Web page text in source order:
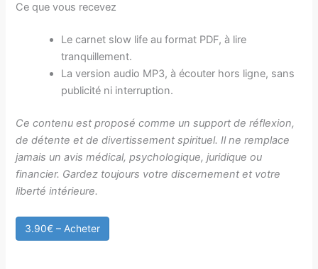
Ce que vous recevez
Le carnet slow life au format PDF, à lire
tranquillement.
La version audio MP3, à écouter hors ligne, sans
publicité ni interruption.
Ce contenu est proposé comme un support de réflexion,
de détente et de divertissement spirituel. Il ne remplace
jamais un avis médical, psychologique, juridique ou
financier. Gardez toujours votre discernement et votre
liberté intérieure.
3.90€ – Acheter